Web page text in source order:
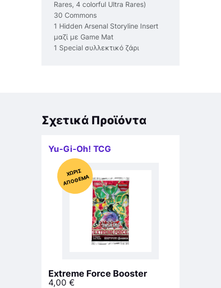
Rares, 4 colorful Ultra Rares)
30 Commons
1 Hidden Arsenal Storyline Insert
μαζί με Game Mat
1 Special συλλεκτικό ζάρι
Σχετικά Προϊόντα
Yu-Gi-Oh! TCG
Χ
ΩΡΊΣ
Α
Π
Ό
ΘΕ
ΜΑ
Extreme Force Booster
4,00 €